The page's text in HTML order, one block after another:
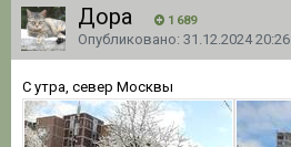
Дора 1 689
Опубликовано: 31.12.2024 20:26
С утра, север Москвы